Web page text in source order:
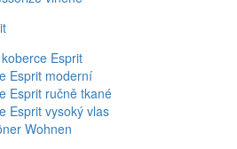
Esprit
Esprit moderní
Esprit ručně tkané
Esprit vysoký vlas
Wohnen